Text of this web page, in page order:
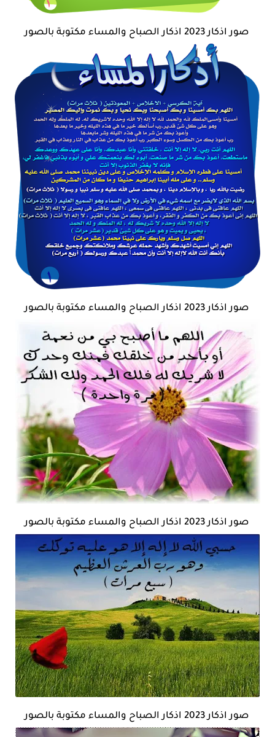
صور اذكار 2023 اذكار الصباح والمساء مكتوبة بالصور
صور اذكار 2023 اذكار الصباح والمساء مكتوبة بالصور
صور اذكار 2023 اذكار الصباح والمساء مكتوبة بالصور
صور اذكار 2023 اذكار الصباح والمساء مكتوبة بالصور